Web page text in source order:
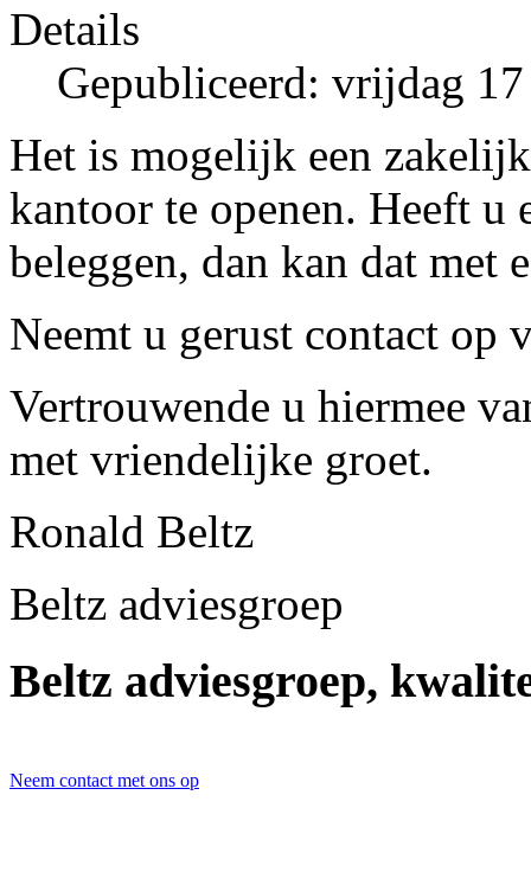
Details
Gepubliceerd: vrijdag
Het is mogelijk een
kantoor te openen. Heeft u
beleggen, dan kan dat met
Neemt u gerust contact op
Vertrouwende u hiermee
met vriendelijke groet.
Ronald Beltz
Beltz adviesgroep
Beltz adviesgroep,
Neem contact met ons op